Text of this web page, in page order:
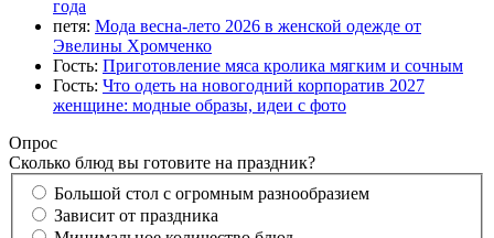
года
петя: Мода весна-лето 2026 в женской одежде от
Эвелины Хромченко
Гость: Приготовление мяса кролика мягким и сочным
Гость: Что одеть на новогодний корпоратив 2027
женщине: модные образы, идеи с фото
Опрос
Сколько блюд вы готовите на праздник?
Большой стол с огромным разнообразием
Зависит от праздника